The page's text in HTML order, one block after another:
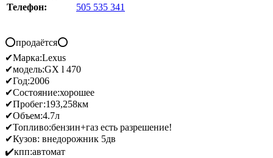
Телефон:
505 535 341
⭕️продаётся⭕️
✔Марка:Lexus
✔модель:GX l 470
✔Год:2006
✔Состояние:хорошее
✔Пробег:193,258км
✔Объем:4.7л
✔Топливо:бензин+газ есть разрешение!
✔Кузов: внедорожник 5дв
✔️кпп:автомат